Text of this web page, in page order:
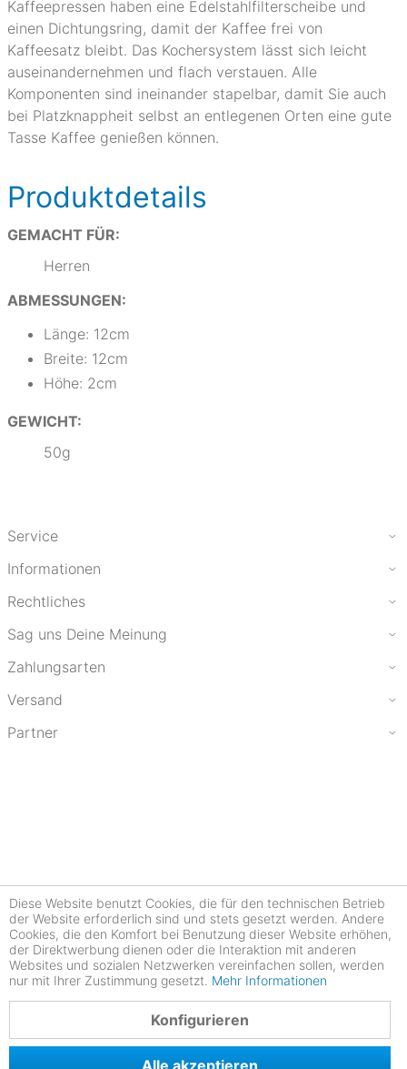
Kaffeepressen haben eine Edelstahlfilterscheibe und
einen Dichtungsring, damit der Kaffee frei von
Kaffeesatz bleibt. Das Kochersystem lässt sich leicht
auseinandernehmen und flach verstauen. Alle
Komponenten sind ineinander stapelbar, damit Sie auch
bei Platzknappheit selbst an entlegenen Orten eine gute
Tasse Kaffee genießen können.
Produktdetails
GEMACHT FÜR:
Herren
ABMESSUNGEN:
Länge: 12cm
Breite: 12cm
Höhe: 2cm
GEWICHT:
50g
Service
Informationen
Rechtliches
Sag uns Deine Meinung
Zahlungsarten
Versand
Partner
Diese Website benutzt Cookies, die für den technischen Betrieb
der Website erforderlich sind und stets gesetzt werden. Andere
Cookies, die den Komfort bei Benutzung dieser Website erhöhen,
der Direktwerbung dienen oder die Interaktion mit anderen
Websites und sozialen Netzwerken vereinfachen sollen, werden
nur mit Ihrer Zustimmung gesetzt. Mehr Informationen
Konfigurieren
Alle akzeptieren